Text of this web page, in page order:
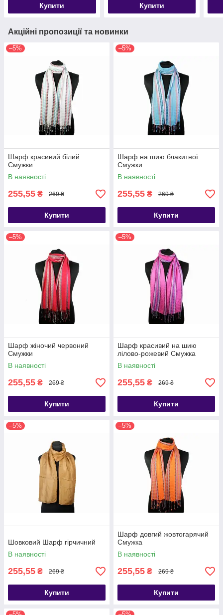
Купити Купити
Акційні пропозиції та новинки
–5%
Шарф красивий білий
Смужки
В наявності
255,55 ₴ 269 ₴
Купити
–5%
Шарф на шию блакитної
Смужки
В наявності
255,55 ₴ 269 ₴
Купити
–5%
Шарф жіночий червоний
Смужки
В наявності
255,55 ₴ 269 ₴
Купити
–5%
Шарф красивий на шию
лілово-рожевий Смужка
В наявності
255,55 ₴ 269 ₴
Купити
–5%
Шовковий Шарф гірчичний
В наявності
255,55 ₴ 269 ₴
Купити
–5%
Шарф довгий жовтогарячий
Смужка
В наявності
255,55 ₴ 269 ₴
Купити